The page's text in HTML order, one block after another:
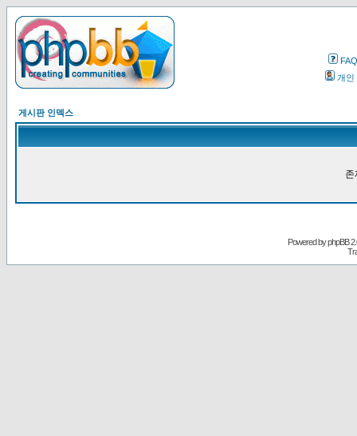
FAQ
개인
게시판 인덱스
존
Powered byphpBB